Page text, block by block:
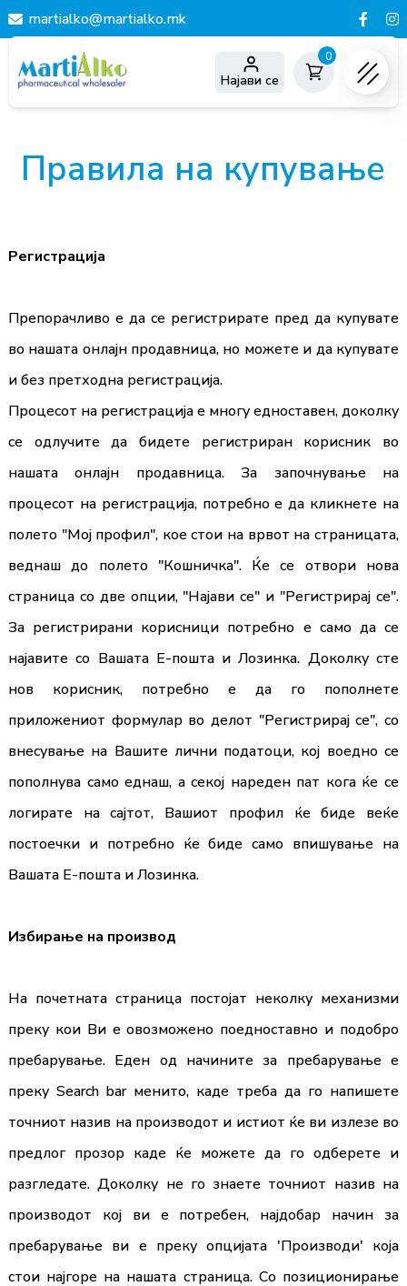
martialko@martialko.mk
Најави се
0
Правила на купување
Регистрација
Препорачливо е да се регистрирате пред да купувате
во нашата онлајн продавница, но можeтe и да купувате
и без претходна регистрација.
Процесот на регистрација е многу едноставен, доколку
се одлучите да бидете регистриран корисник во
нашата онлајн продавница. За започнување на
процесот на регистрација, потребно е да кликнете на
полето "Мој профил", кое стои на врвот на страницата,
веднаш до полето "Кошничка". Ќе се отвори нова
страница со две опции, "Најави се" и "Регистрирај се".
За регистрирани корисници потребно е само да се
најавите со Вашата Е-пошта и Лозинка. Доколку сте
нов корисник, потребно е да го пополнете
приложениот формулар во делот "Регистрирај се", со
внесување на Вашите лични податоци, кој воедно се
пополнува само еднаш, а секој нареден пат кога ќе се
логирате на сајтот, Вашиот профил ќе биде веќе
постоечки и потребно ќе биде само впишување на
Вашата Е-пошта и Лозинка.
Избирање на производ
На почетната страница постојат неколку механизми
преку кои Ви е овозможено поедноставно и подобро
пребарување. Еден од начините за пребарување е
преку Search bar менито, каде треба да го напишете
точниот назив на производот и истиот ќе ви излезе во
предлог прозор каде ќе можете да го одберете и
разгледате. Доколку не го знаете точниот назив на
производот кој ви е потребен, најдобар начин за
пребарување ви е преку опцијата 'Производи' која
стои најгоре на нашата страница. Со позиционирање